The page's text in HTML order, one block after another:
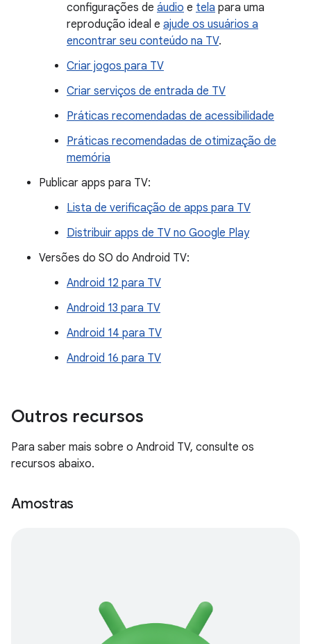
configurações de áudio e tela para uma
reprodução ideal e ajude os usuários a
encontrar seu conteúdo na TV.
Criar jogos para TV
Criar serviços de entrada de TV
Práticas recomendadas de acessibilidade
Práticas recomendadas de otimização de
memória
Publicar apps para TV:
Lista de verificação de apps para TV
Distribuir apps de TV no Google Play
Versões do SO do Android TV:
Android 12 para TV
Android 13 para TV
Android 14 para TV
Android 16 para TV
Outros recursos
Para saber mais sobre o Android TV, consulte os
recursos abaixo.
Amostras